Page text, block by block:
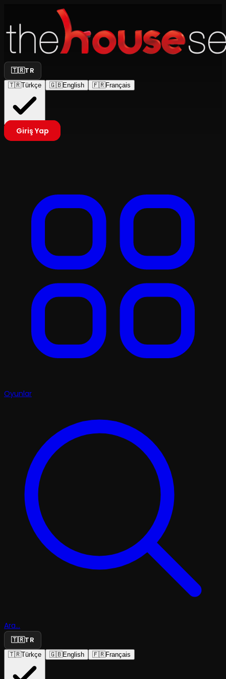
🇹🇷TR
🇹🇷Türkçe 🇬🇧English 🇫🇷Français
Giriş Yap
Oyunlar
Ara...
🇹🇷TR
🇹🇷Türkçe 🇬🇧English 🇫🇷Français